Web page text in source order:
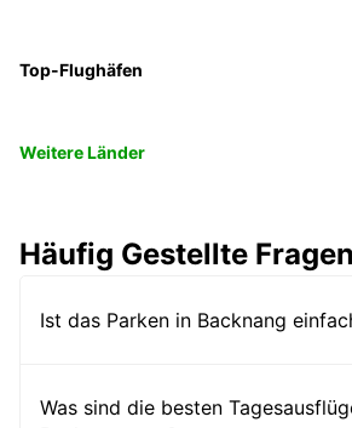
Top-Flughäfen
Weitere Länder
Häufig Gestellte Fragen
Ist das Parken in Backnang
Was sind die besten